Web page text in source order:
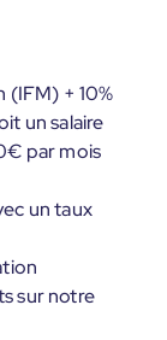
(IFM) + 10%
un salaire
par mois
un taux
sur notre